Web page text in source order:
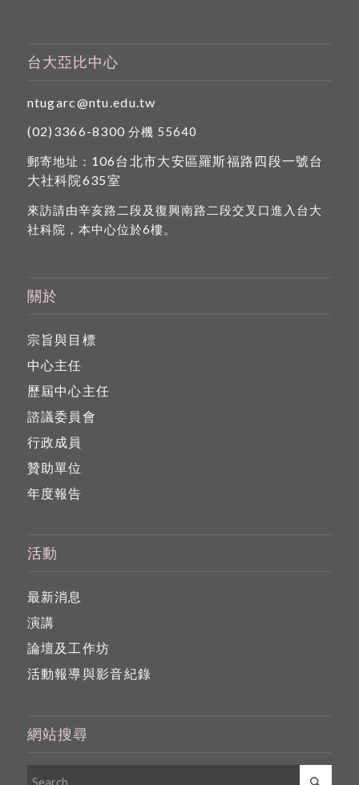
台大亞比中心
ntugarc@ntu.edu.tw
(02)3366-8300 分機 55640
郵寄地址： 106台北市大安區羅斯福路四段一號台
大社科院635室
來訪請由辛亥路二段及復興南路二段交叉口進入台大
社科院，本中心位於6樓。
關於
宗旨與目標
中心主任
歷屆中心主任
諮議委員會
行政成員
贊助單位
年度報告
活動
最新消息
演講
論壇及工作坊
活動報導與影音紀錄
網站搜尋